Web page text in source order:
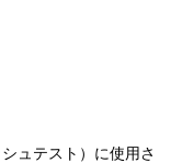
ュテスト）に使用さ